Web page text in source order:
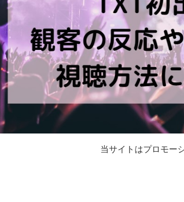
当サイトはプロモー